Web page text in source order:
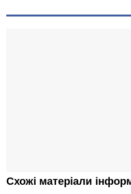
Схожі матеріали